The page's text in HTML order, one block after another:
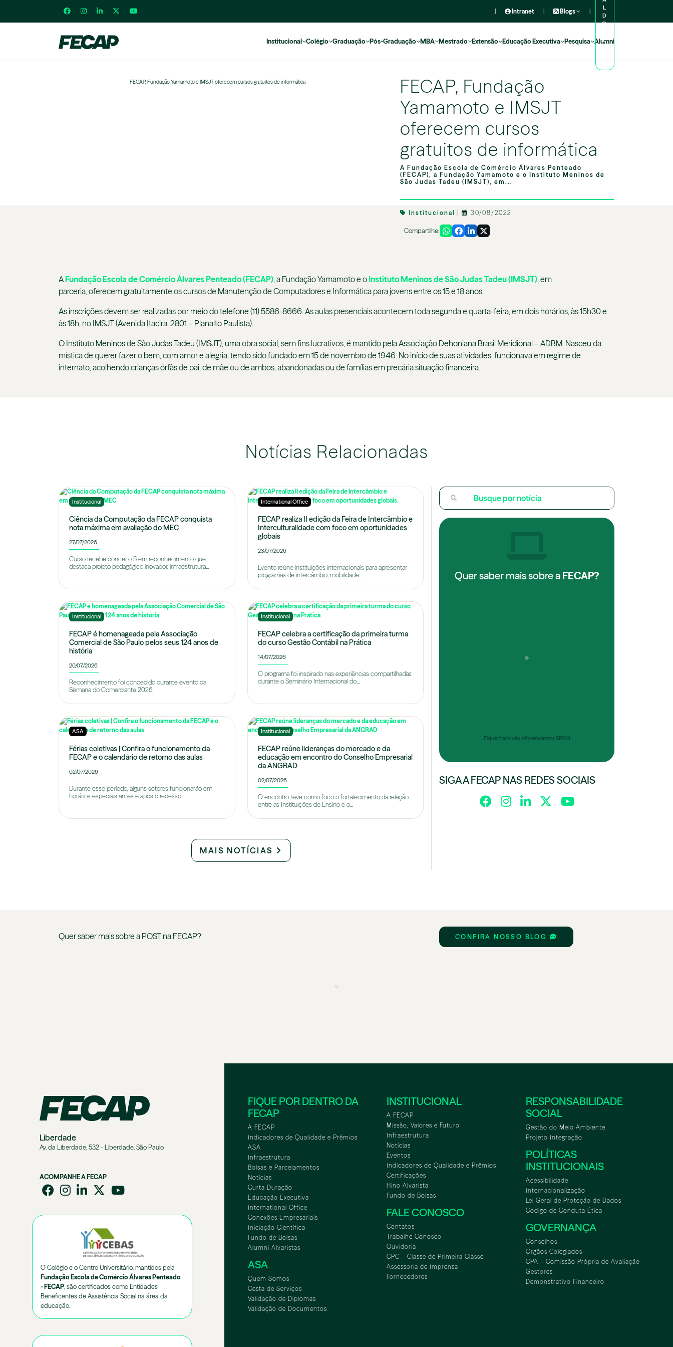
| Intranet | Blogs |
L
D
O
L
O
Institucional Colégio Graduação Pós-Graduação MBA Mestrado Extensão Educação Executiva Pesquisa Alumni
FECAP, Fundação Yamamoto e IMSJT oferecem cursos gratuitos de informática
FECAP, Fundação
Yamamoto e IMSJT
oferecem cursos
gratuitos de informática
A Fundação Escola de Comércio Álvares Penteado
(FECAP), a Fundação Yamamoto e o Instituto Meninos de
São Judas Tadeu (IMSJT), em...
Institucional 30/08/2022
Compartilhe:
AFundação Escola de Comércio Álvares Penteado (FECAP), a Fundação Yamamoto e o Instituto Meninos de São Judas Tadeu (IMSJT), em
parceria, oferecem gratuitamente os cursos de Manutenção de Computadores e Informática para jovens entre os 15 e 18 anos.
As inscrições devem ser realizadas por meio do telefone (11) 5586-8666. As aulas presenciais acontecem toda segunda e quarta-feira, em dois horários, às 15h30 e
às 18h, no IMSJT (Avenida Itacira, 2801 – Planalto Paulista).
O Instituto Meninos de São Judas Tadeu (IMSJT), uma obra social, sem fins lucrativos, é mantido pela Associação Dehoniana Brasil Meridional – ADBM. Nasceu da
mística de querer fazer o bem, com amor e alegria, tendo sido fundado em 15 de novembro de 1946. No início de suas atividades, funcionava em regime de
internato, acolhendo crianças órfãs de pai, de mãe ou de ambos, abandonadas ou de famílias em precária situação financeira.
Notícias Relacionadas
Institucional
Ciência da Computação da FECAP conquista
nota máxima em avaliação do MEC
27/07/2026
Curso recebe conceito 5 em reconhecimento que
destaca projeto pedagógico inovador, infraestrutura...
International Office
FECAP realiza II edição da Feira de Intercâmbio e
Interculturalidade com foco em oportunidades
globais
23/07/2026
Evento reúne instituições internacionais para apresentar
programas de intercâmbio, mobilidade...
Institucional
FECAP é homenageada pela Associação
Comercial de São Paulo pelos seus 124 anos de
história
20/07/2026
Reconhecimento foi concedido durante evento da
Semana do Comerciante 2026
Institucional
FECAP celebra a certificação da primeira turma
do curso Gestão Contábil na Prática
14/07/2026
O programa foi inspirado nas experiências compartilhadas
durante o Seminário Internacional do...
ASA
Férias coletivas | Confira o funcionamento da
FECAP e o calendário de retorno das aulas
02/07/2026
Durante esse período, alguns setores funcionarão em
horários especiais antes e após o recesso.
Institucional
FECAP reúne lideranças do mercado e da
educação em encontro do Conselho Empresarial
da ANGRAD
02/07/2026
O encontro teve como foco o fortalecimento da relação
entre as Instituições de Ensino e o...
MAIS NOTÍCIAS
Quer saber mais sobre a FECAP?
Fique tranquilo, não enviamos SPAM
SIGA A FECAP NAS REDES SOCIAIS
Quer saber mais sobre a POST na FECAP? CONFIRA NOSSO BLOG
Liberdade
Av. da Liberdade, 532 - Liberdade, São Paulo
ACOMPANHE A FECAP
O Colégio e o Centro Universitário, mantidos pela
Fundação Escola de Comércio Álvares Penteado
- FECAP , são certificados como Entidades
Beneficentes de Assistência Social na área da
educação.
FIQUE POR DENTRO DA
FECAP
A FECAP
Indicadores de Qualidade e Prêmios
ASA
Infraestrutura
Bolsas e Parcelamentos
Notícias
Curta Duração
Educação Executiva
International Office
Conexões Empresariais
Iniciação Científica
Fundo de Bolsas
Alumni Alvaristas
ASA
Quem Somos
Cesta de Serviços
Validação de Diplomas
Validação de Documentos
INSTITUCIONAL
A FECAP
Missão, Valores e Futuro
Infraestrutura
Notícias
Eventos
Indicadores de Qualidade e Prêmios
Certificações
Hino Alvarista
Fundo de Bolsas
FALE CONOSCO
Contatos
Trabalhe Conosco
Ouvidoria
CPC – Classe de Primeira Classe
Assessoria de Imprensa
Fornecedores
RESPONSABILIDADE
SOCIAL
Gestão do Meio Ambiente
Projeto Integração
POLÍTICAS
INSTITUCIONAIS
Acessibilidade
Internacionalização
Lei Geral de Proteção de Dados
Código de Conduta Ética
GOVERNANÇA
Conselhos
Orgãos Colegiados
CPA – Comissão Própria de Avaliação
Gestores
Demonstrativo Financeiro